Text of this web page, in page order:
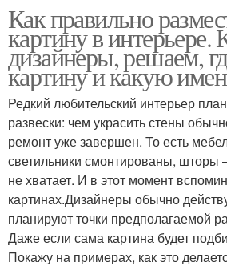
Как правильно
картину в
дизайнеры, решаем,
картину и какую
Редкий любительский интерьер
развески: чем украсить стены
ремонт уже завершен. То есть
светильники смонтированы, шторы
не хватает. И в этот момент
картинах.Дизайнеры обычно
планируют точки предполагаемой
Даже если сама картина будет
Покажу на примерах, как это